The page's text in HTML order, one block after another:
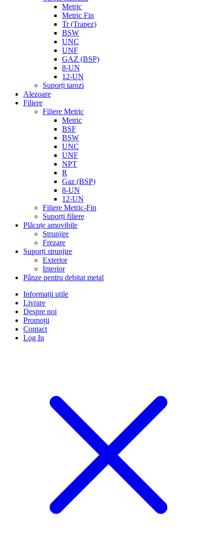
Metric
Metric Fin
Tr (Trapez)
BSW
UNC
UNF
GAZ (BSP)
8-UN
12-UN
Suporți tarozi
Alezoare
Filiere
Filiere Metric
Metric
BSF
BSW
UNC
UNF
NPT
R
Gaz (BSP)
8-UN
12-UN
Filiere Metric-Fin
Suporți filiere
Plăcuțe amovibile
Strunjire
Frezare
Suporți strunjire
Exterior
Interior
Pânze pentru debitat metal
Informații utile
Livrare
Despre noi
Promoții
Contact
Log In